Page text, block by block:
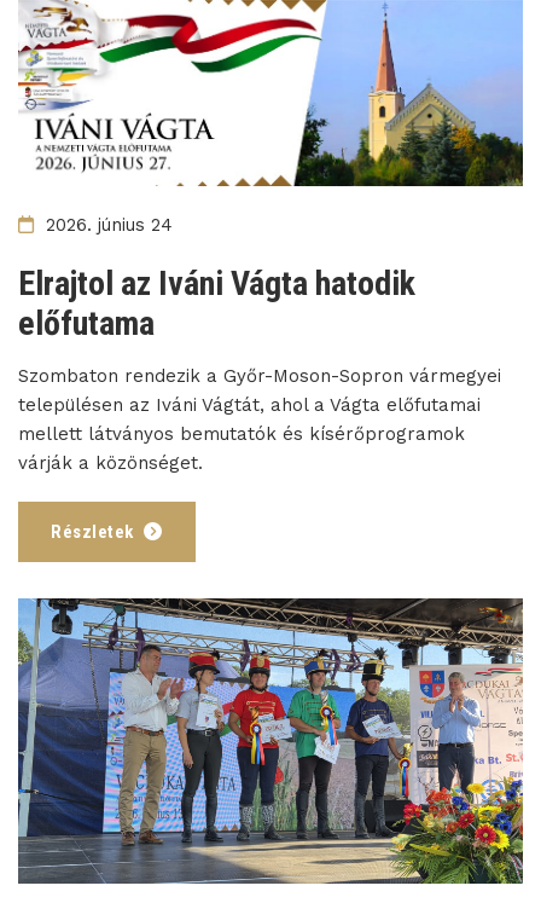
2026. június 24
Elrajtol az Iváni Vágta hatodik
előfutama
Szombaton rendezik a Győr-Moson-Sopron vármegyei
településen az Iváni Vágtát, ahol a Vágta előfutamai
mellett látványos bemutatók és kísérőprogramok
várják a közönséget.
Részletek